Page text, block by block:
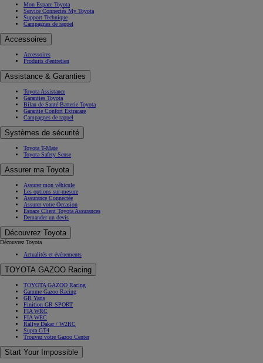
Mon Espace Toyota
Service Connectés My Toyota
Support Technique
Campagnes de rappel
Accessoires
Accessoires
Produits d'entretien
Assistance & Garanties
Toyota Assistance
Garanties Toyota
Bilan de Santé Batterie Toyota
Garantie Confort Extracare
Campagnes de rappel
Systèmes de sécurité
Toyota T-Mate
Toyota Safety Sense
Assurer ma Toyota
Assurer mon véhicule
Les options sur-mesure
Assurance Connectée
Assurer votre Occasion
Espace Client Toyota Assurances
Demander un devis
Découvrez Toyota
Découvrez Toyota
Actualités et évènements
TOYOTA GAZOO Racing
TOYOTA GAZOO Racing
Gamme Gazoo Racing
GR Yaris
Finition GR SPORT
FIA WRC
FIA WEC
Rallye Dakar / W2RC
Supra GT4
Trouvez votre Gazoo Center
Start Your Impossible